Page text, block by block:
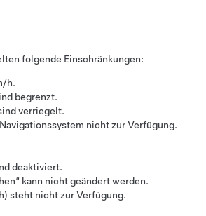
folgende Einschränkungen:
h.
begrenzt.
verriegelt.
nicht zur Verfügung.
deaktiviert.
kann nicht geändert werden.
steht nicht zur Verfügung.